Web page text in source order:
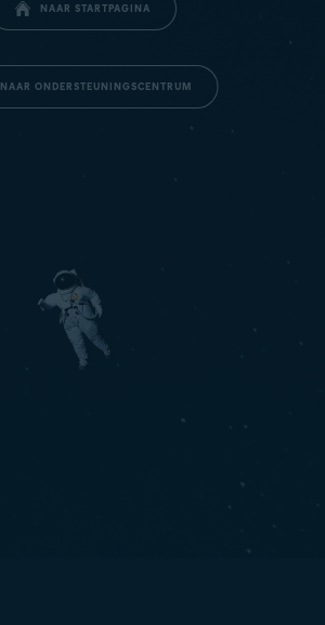
NAAR STARTPAGINA
NAAR ONDERSTEUNINGSCENTRUM